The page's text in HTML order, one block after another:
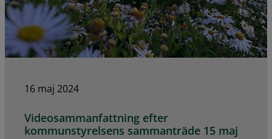
16 maj 2024
Videosammanfattning efter
kommunstyrelsens sammanträde 15 maj